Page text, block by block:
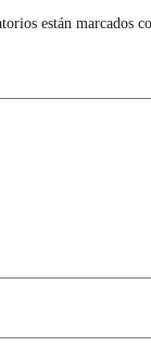
están marcados